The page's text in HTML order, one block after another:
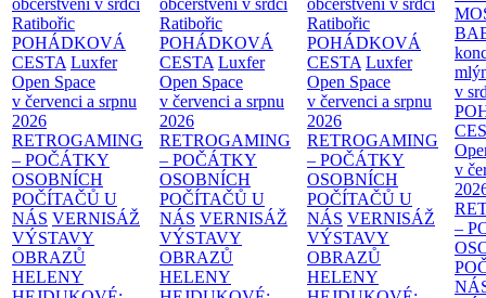
občerstvení v srdci
Ratibořic
POHÁDKOVÁ
CESTA Luxfer
Open Space
v červenci a srpnu
2026
RETROGAMING
– POČÁTKY
OSOBNÍCH
POČÍTAČŮ U
NÁS VERNISÁŽ
VÝSTAVY
OBRAZŮ
HELENY
občerstvení v srdci
Ratibořic
POHÁDKOVÁ
CESTA Luxfer
Open Space
v červenci a srpnu
2026
RETROGAMING
– POČÁTKY
OSOBNÍCH
POČÍTAČŮ U
NÁS VERNISÁŽ
VÝSTAVY
OBRAZŮ
HELENY
občerstvení v srdci
Ratibořic
POHÁDKOVÁ
CESTA Luxfer
Open Space
v červenci a srpnu
2026
RETROGAMING
– POČÁTKY
OSOBNÍCH
POČÍTAČŮ U
NÁS VERNISÁŽ
VÝSTAVY
OBRAZŮ
HELENY
v
v
–